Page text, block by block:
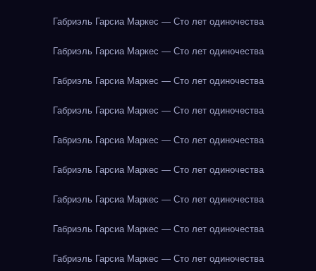
Габриэль Гарсиа Маркес — Сто лет одиночества
Габриэль Гарсиа Маркес — Сто лет одиночества
Габриэль Гарсиа Маркес — Сто лет одиночества
Габриэль Гарсиа Маркес — Сто лет одиночества
Габриэль Гарсиа Маркес — Сто лет одиночества
Габриэль Гарсиа Маркес — Сто лет одиночества
Габриэль Гарсиа Маркес — Сто лет одиночества
Габриэль Гарсиа Маркес — Сто лет одиночества
Габриэль Гарсиа Маркес — Сто лет одиночества